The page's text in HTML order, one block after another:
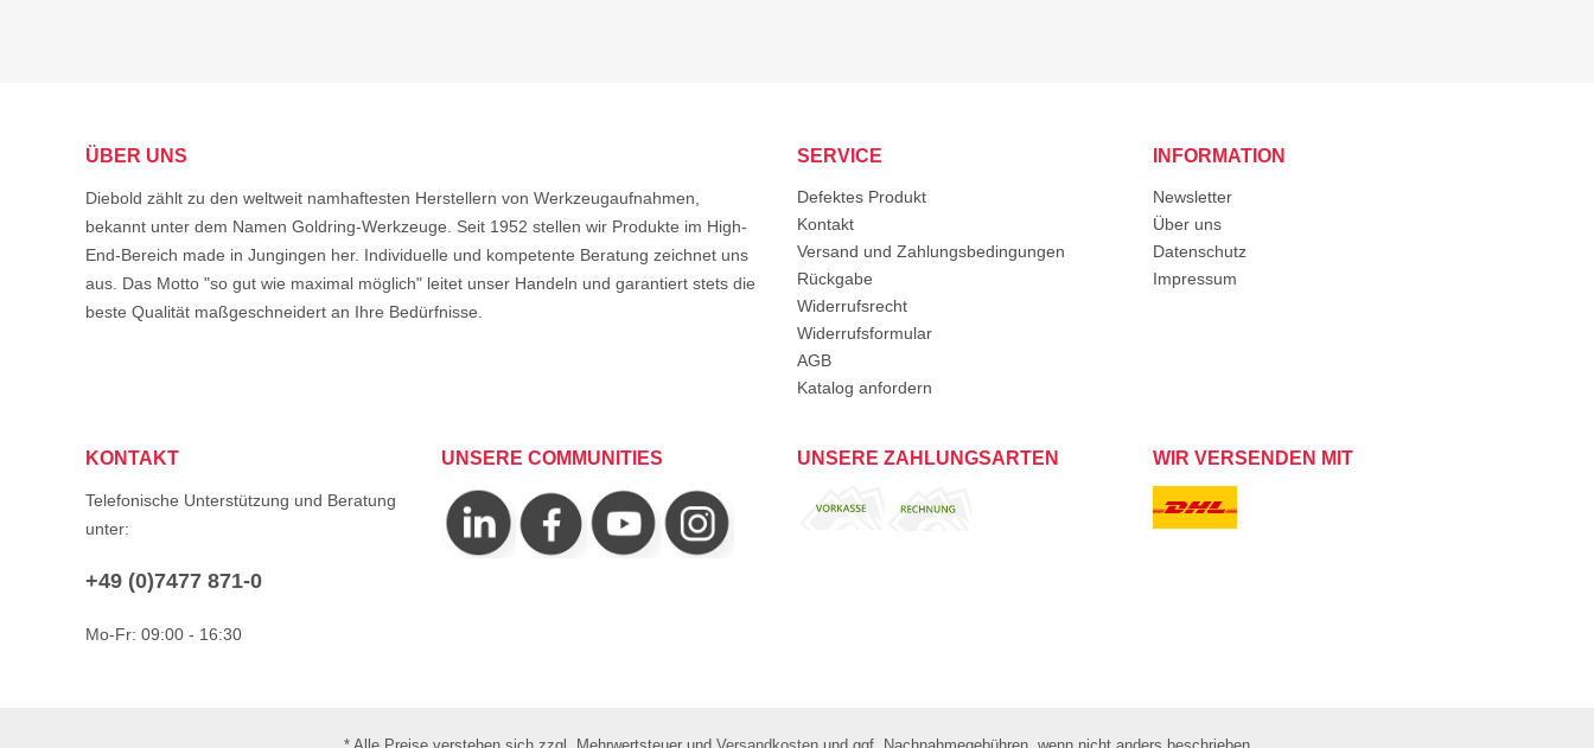
ÜBER UNS
Diebold zählt zu den weltweit namhaftesten Herstellern von Werkzeugaufnahmen,
bekannt unter dem Namen Goldring-Werkzeuge. Seit 1952 stellen wir Produkte im High-
End-Bereich made in Jungingen her. Individuelle und kompetente Beratung zeichnet uns
aus. Das Motto "so gut wie maximal möglich" leitet unser Handeln und garantiert stets die
beste Qualität maßgeschneidert an Ihre Bedürfnisse.
SERVICE
Defektes Produkt
Kontakt
Versand und Zahlungsbedingungen
Rückgabe
Widerrufsrecht
Widerrufsformular
AGB
Katalog anfordern
INFORMATION
Newsletter
Über uns
Datenschutz
Impressum
KONTAKT
Telefonische Unterstützung und Beratung
unter:
+49 (0)7477 871-0
Mo-Fr: 09:00 - 16:30
UNSERE COMMUNITIES UNSERE ZAHLUNGSARTEN WIR VERSENDEN MIT